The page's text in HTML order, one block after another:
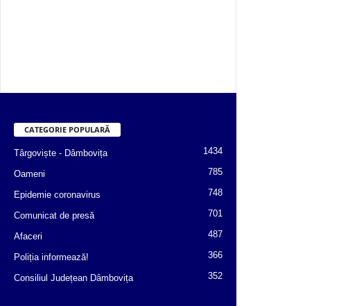
CATEGORIE POPULARĂ
Târgoviște - Dâmbovița 1434
Oameni 785
Epidemie coronavirus 748
Comunicat de presă 701
Afaceri 487
Poliția informează! 366
Consiliul Județean Dâmbovița 352